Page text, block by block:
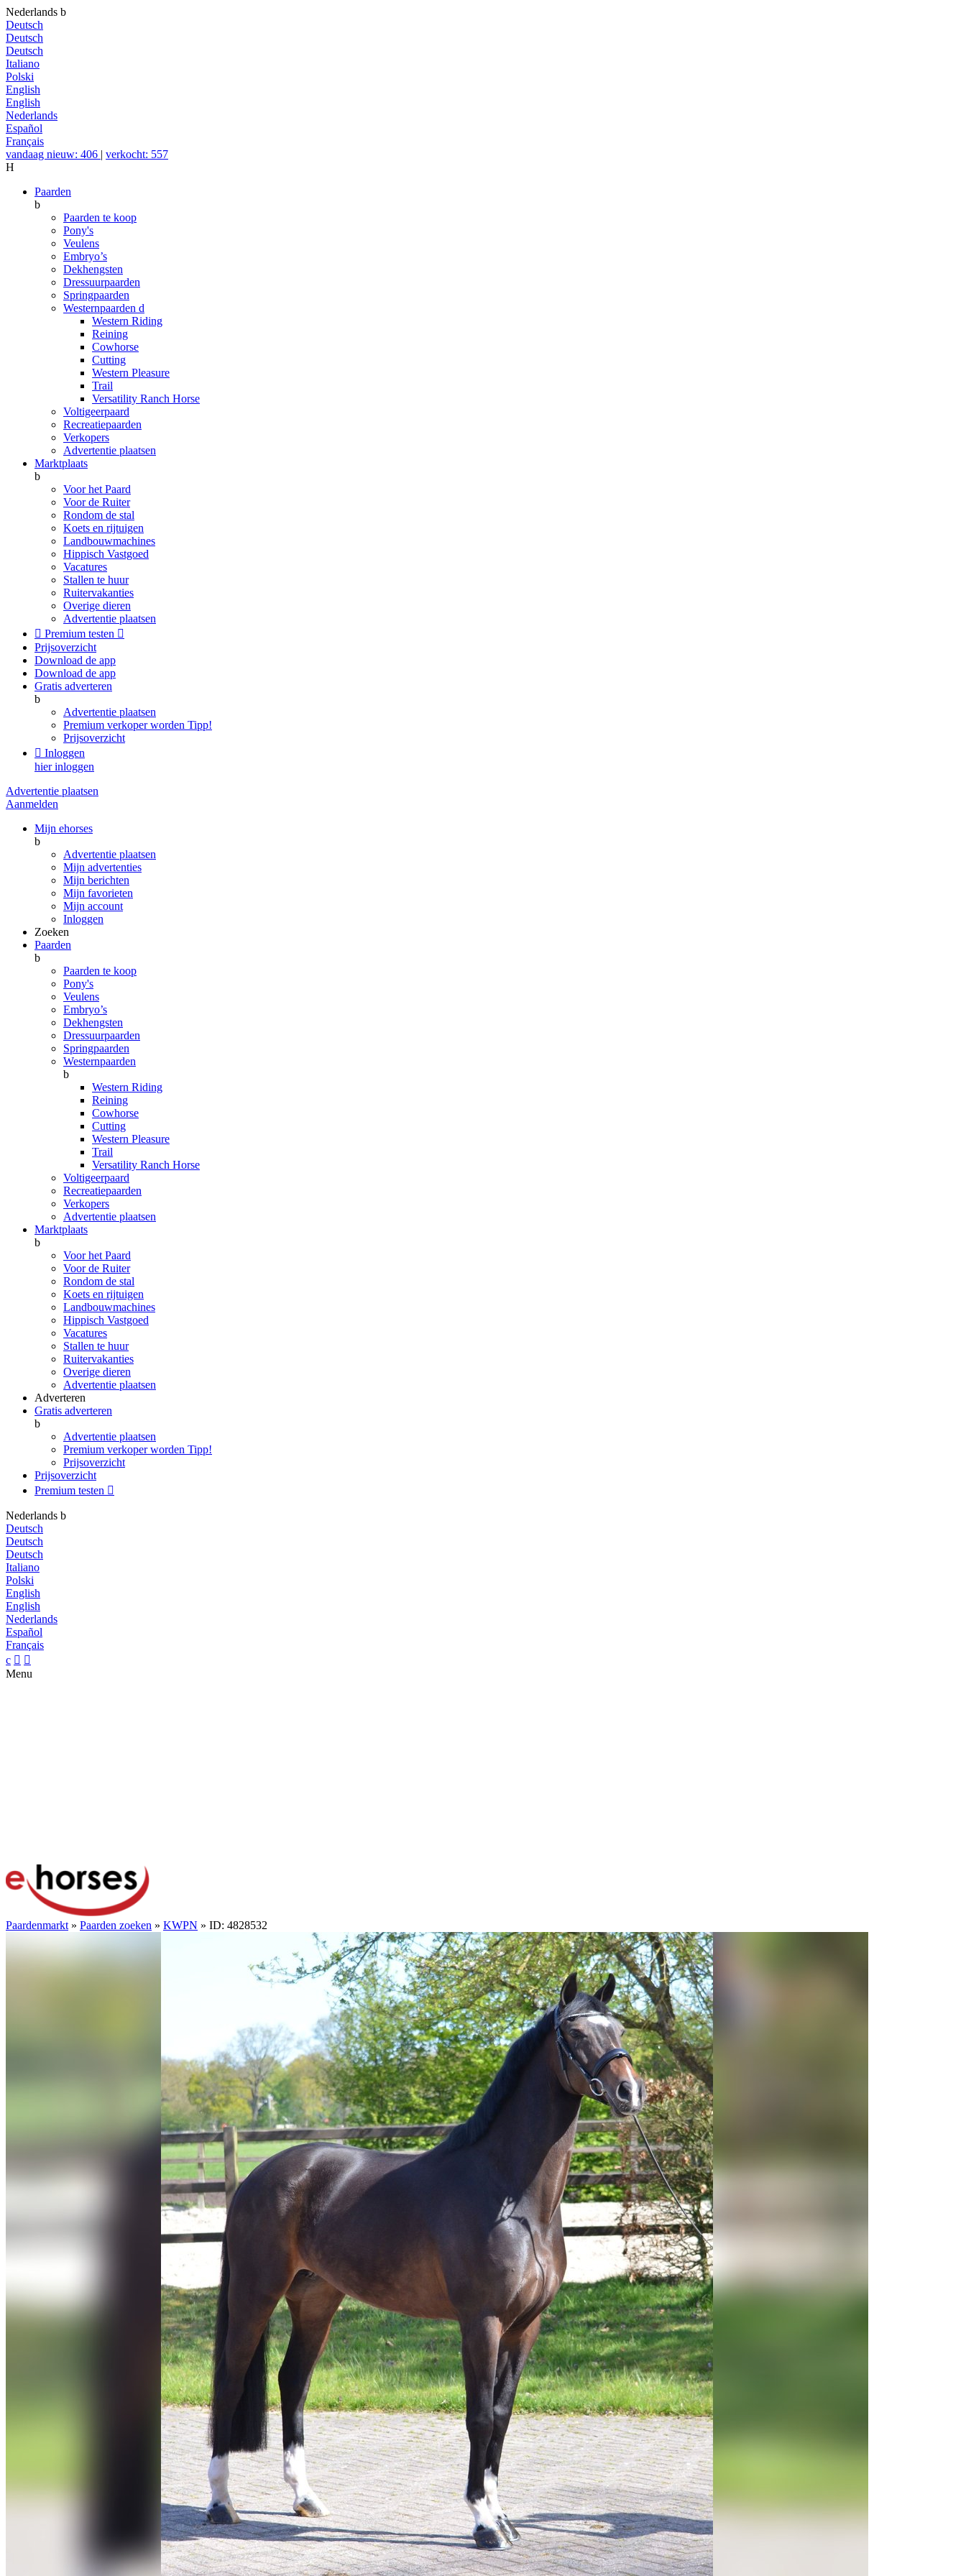
Nederlands b
Deutsch
Deutsch
Deutsch
Italiano
Polski
English
English
Nederlands
Español
Français
vandaag nieuw: 406 | verkocht: 557
H
Paarden
b
Paarden te koop
Pony's
Veulens
Embryo’s
Dekhengsten
Dressuurpaarden
Springpaarden
Westernpaarden d
Western Riding
Reining
Cowhorse
Cutting
Western Pleasure
Trail
Versatility Ranch Horse
Voltigeerpaard
Recreatiepaarden
Verkopers
Advertentie plaatsen
Marktplaats
b
Voor het Paard
Voor de Ruiter
Rondom de stal
Koets en rijtuigen
Landbouwmachines
Hippisch Vastgoed
Vacatures
Stallen te huur
Ruitervakanties
Overige dieren
Advertentie plaatsen
 Premium testen 
Prijsoverzicht
Download de app
Download de app
Gratis adverteren
b
Advertentie plaatsen
Premium verkoper worden Tipp!
Prijsoverzicht
 Inloggen
hier inloggen
Advertentie plaatsen
Aanmelden
Mijn ehorses
b
Advertentie plaatsen
Mijn advertenties
Mijn berichten
Mijn favorieten
Mijn account
Inloggen
Zoeken
Paarden
b
Paarden te koop
Pony's
Veulens
Embryo’s
Dekhengsten
Dressuurpaarden
Springpaarden
Westernpaarden
b
Western Riding
Reining
Cowhorse
Cutting
Western Pleasure
Trail
Versatility Ranch Horse
Voltigeerpaard
Recreatiepaarden
Verkopers
Advertentie plaatsen
Marktplaats
b
Voor het Paard
Voor de Ruiter
Rondom de stal
Koets en rijtuigen
Landbouwmachines
Hippisch Vastgoed
Vacatures
Stallen te huur
Ruitervakanties
Overige dieren
Advertentie plaatsen
Adverteren
Gratis adverteren
b
Advertentie plaatsen
Premium verkoper worden Tipp!
Prijsoverzicht
Prijsoverzicht
Premium testen 
Nederlands b
Deutsch
Deutsch
Deutsch
Italiano
Polski
English
English
Nederlands
Español
Français
c  
Menu
Paardenmarkt » Paarden zoeken » KWPN » ID: 4828532